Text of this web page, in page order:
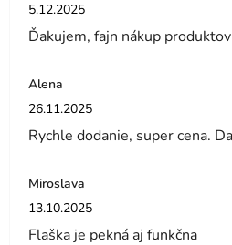
Hodnotenie obchodu je 5 z 5
5.12.2025
Ďakujem, fajn nákup
Alena
Hodnotenie obchodu je 5 z 5
26.11.2025
Rychle dodanie, super cena.
Miroslava
Hodnotenie obchodu je 5 z 5
13.10.2025
Flaška je pekná aj funkčna